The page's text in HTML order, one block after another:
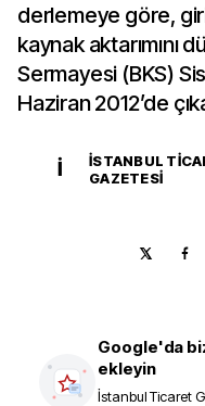
derlemeye göre,
kaynak aktarımını
Sermayesi (BKS)
Haziran 2012’de
İ
İSTANBUL
GAZETESI
Google'da
ekleyin
İstanbul Ticaret